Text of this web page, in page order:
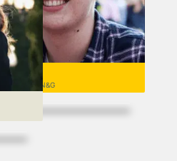
Niek
VWO 6, N&T/N&G